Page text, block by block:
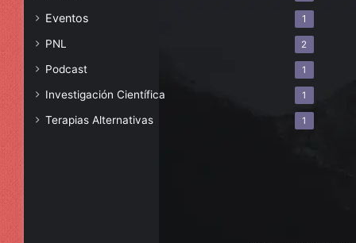
Eventos 1
PNL 2
Podcast 1
Investigación Científica 1
Terapias Alternativas 1